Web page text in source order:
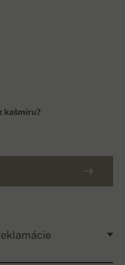
kašmíru?